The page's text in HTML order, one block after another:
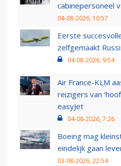
cabinepersoneel
04-08-2026, 10:57
Eerste
zelfgemaakt
04-08-2026, 9:54
Air France-KLM
reizigers van
easyJet
04-08-2026, 7:26
Boeing mag
eindelijk gaan
03-08-2026, 22:54